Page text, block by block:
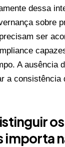
dessa
sobre
ser
A ausência
a consistência
importa